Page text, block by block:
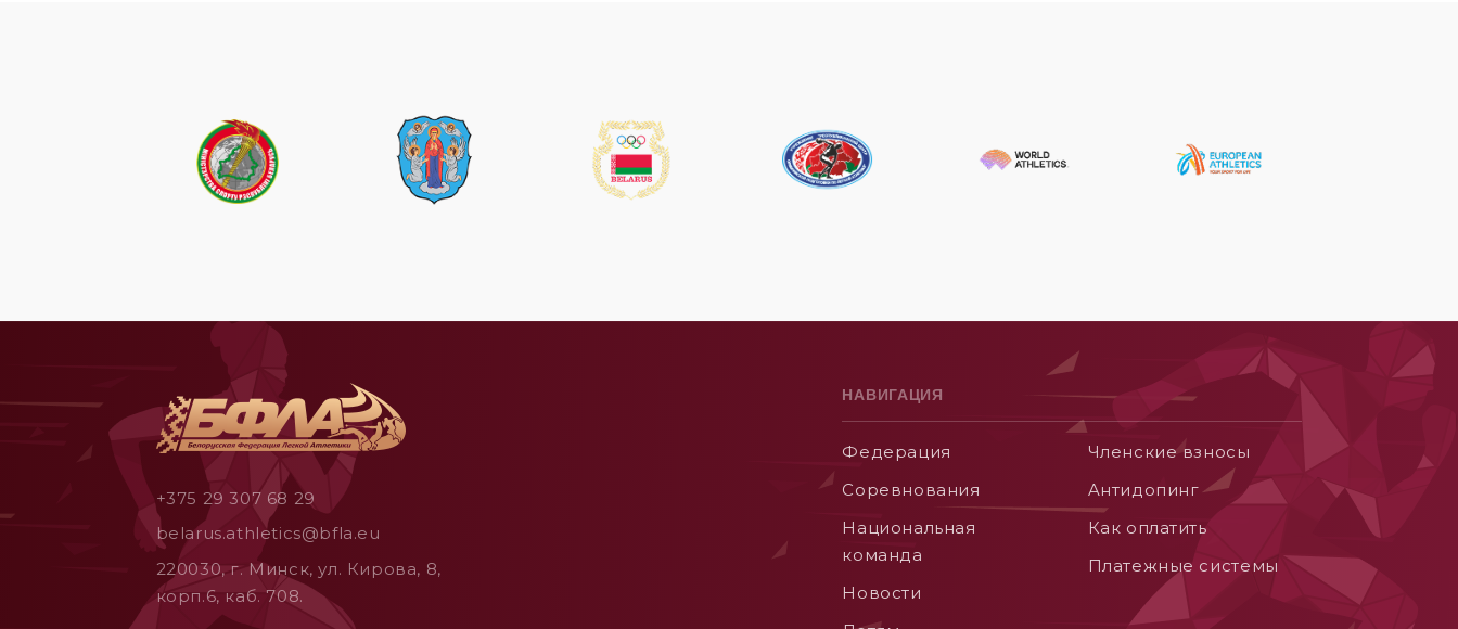
+375 29 307 68 29
belarus.athletics@bfla.eu
220030, г. Минск, ул. Кирова, 8,
корп.6, каб. 708.
НАВИГАЦИЯ
Федерация
Соревнования
Национальная
команда
Новости
Членские взносы
Aнтидопинг
Как оплатить
Платежные системы